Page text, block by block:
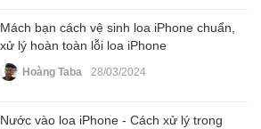
Mách bạn cách vệ sinh loa iPhone chuẩn,
xử lý hoàn toàn lỗi loa iPhone
Hoàng Taba 28/03/2024
Nước vào loa iPhone - Cách xử lý trong